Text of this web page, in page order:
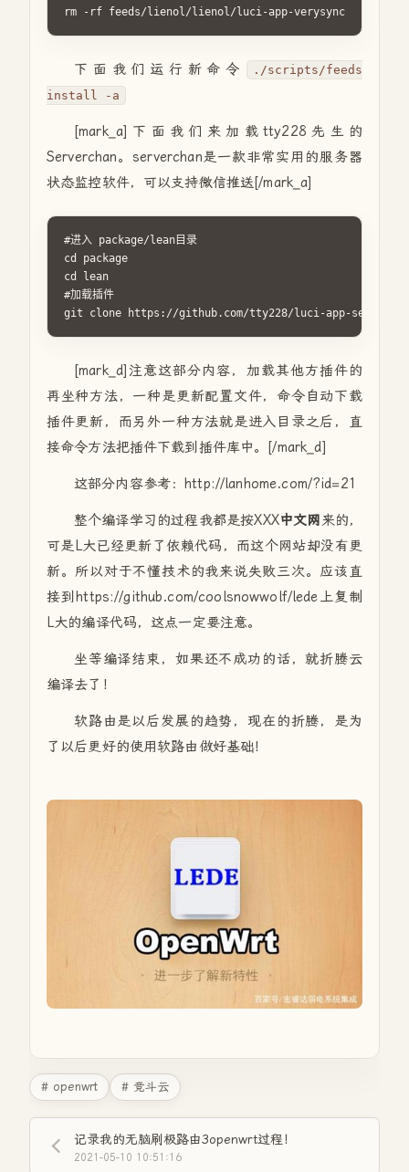
rm -rf feeds/lienol/lienol/luci-app-verysync
下面我们运行新命令
./scripts/feeds
install -a
[mark_a]下面我们来加载tty228先生的
Serverchan。serverchan是一款非常实用的服务器
状态监控软件，可以支持微信推送[/mark_a]
#进入 package/lean目录
cd package
cd lean
#加载插件
git clone https://github.com/tty228/luci-app-
[mark_d]注意这部分内容，加载其他方插件的
再坐种方法，一种是更新配置文件，命令自动下载
插件更新，而另外一种方法就是进入目录之后，直
接命令方法把插件下载到插件库中。[/mark_d]
这部分内容参考：http://lanhome.com/?id=21
整个编译学习的过程我都是按XXX中文网来的，
可是L大已经更新了依赖代码，而这个网站却没有更
新。所以对于不懂技术的我来说失败三次。应该直
接到https://github.com/coolsnowwolf/lede上复制
L大的编译代码，这点一定要注意。
坐等编译结束，如果还不成功的话，就折腾云
编译去了！
软路由是以后发展的趋势，现在的折腾，是为
了以后更好的使用软路由做好基础！
# openwrt # 竞斗云
记录我的无脑刷极路由3openwrt过程！
2021-05-10 10:51:16